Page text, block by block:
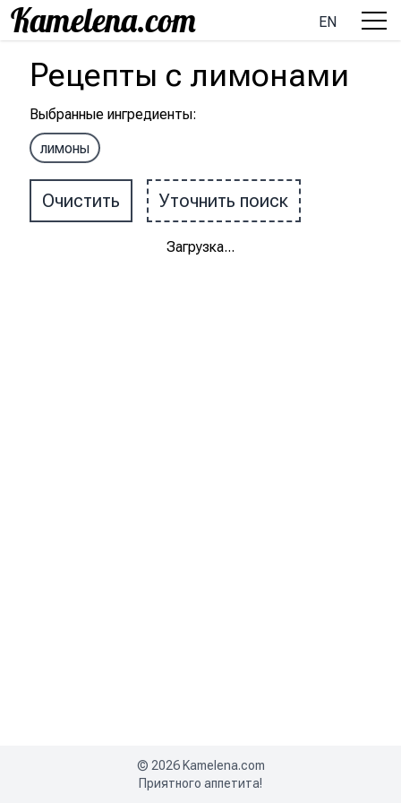
EN
Рецепты с лимонами
Выбранные ингредиенты:
лимоны
Очистить Уточнить поиск
Загрузка...
© 2026 Kamelena.com
Приятного аппетита!